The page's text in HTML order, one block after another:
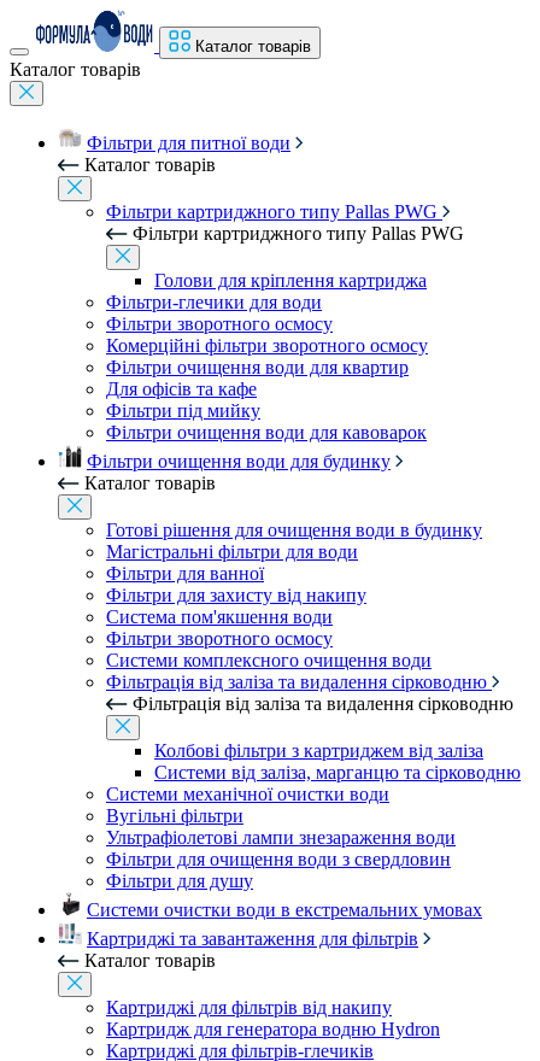
Каталог товарів
Каталог товарів
Фільтри для питної води
Каталог товарів
Фільтри картриджного типу Pallas PWG
Фільтри картриджного типу Pallas PWG
Голови для кріплення картриджа
Фільтри-глечики для води
Фільтри зворотного осмосу
Комерційні фільтри зворотного осмосу
Фільтри очищення води для квартир
Для офісів та кафе
Фільтри під мийку
Фільтри очищення води для кавоварок
Фільтри очищення води для будинку
Каталог товарів
Готові рішення для очищення води в будинку
Магістральні фільтри для води
Фільтри для ванної
Фільтри для захисту від накипу
Система пом'якшення води
Фільтри зворотного осмосу
Системи комплексного очищення води
Фільтрація від заліза та видалення сірководню
Фільтрація від заліза та видалення сірководню
Колбові фільтри з картриджем від заліза
Системи від заліза, марганцю та сірководню
Системи механічної очистки води
Вугільні фільтри
Ультрафіолетові лампи знезараження води
Фільтри для очищення води з свердловин
Фільтри для душу
Системи очистки води в екстремальних умовах
Картриджі та завантаження для фільтрів
Каталог товарів
Картриджі для фільтрів від накипу
Картридж для генератора водню Hydron
Картриджі для фільтрів-глечиків